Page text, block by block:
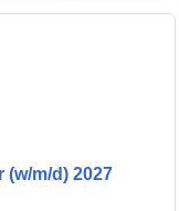
m/d) 2027